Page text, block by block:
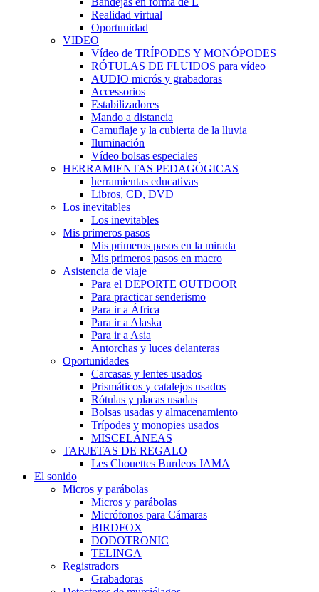
Realidad virtual
Oportunidad
VIDEO
Vídeo de TRÍPODES Y MONÓPODES
RÓTULAS DE FLUIDOS para vídeo
AUDIO micrós y grabadoras
Accessorios
Estabilizadores
Mando a distancia
Camuflaje y la cubierta de la lluvia
Iluminación
Vídeo bolsas especiales
HERRAMIENTAS PEDAGÓGICAS
herramientas educativas
Libros, CD, DVD
Los inevitables
Los inevitables
Mis primeros pasos
Mis primeros pasos en la mirada
Mis primeros pasos en macro
Asistencia de viaje
Para el DEPORTE OUTDOOR
Para practicar senderismo
Para ir a África
Para ir a Alaska
Para ir a Asia
Antorchas y luces delanteras
Oportunidades
Carcasas y lentes usados
Prismáticos y catalejos usados
Rótulas y placas usadas
Bolsas usadas y almacenamiento
Trípodes y monopies usados
MISCELÁNEAS
TARJETAS DE REGALO
Les Chouettes Burdeos JAMA
El sonido
Micros y parábolas
Micros y parábolas
Micrófonos para Cámaras
BIRDFOX
DODOTRONIC
TELINGA
Registradors
Grabadoras